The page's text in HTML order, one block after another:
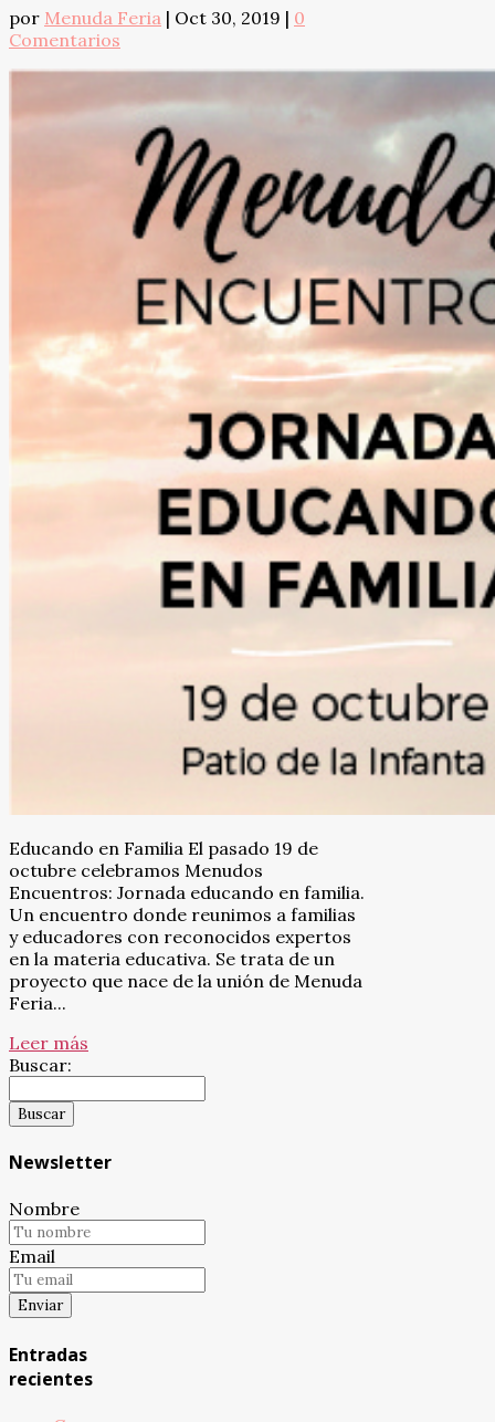
por Menuda Feria | Oct 30, 2019 | 0
Comentarios
Educando en Familia El pasado 19 de
octubre celebramos Menudos
Encuentros: Jornada educando en familia.
Un encuentro donde reunimos a familias
y educadores con reconocidos expertos
en la materia educativa. Se trata de un
proyecto que nace de la unión de Menuda
Feria...
Leer más
Buscar:
Newsletter
Nombre
Email
Entradas
recientes